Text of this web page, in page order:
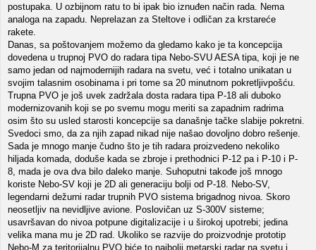
postupaka. U ozbijnom ratu to bi ipak bio iznuđen način rada. Nema
analoga na zapadu. Neprelazan za Steltove i odličan za krstareće
rakete.
Danas, sa poštovanjem možemo da gledamo kako je ta koncepcija
dovedena u trupnoj PVO do radara tipa Nebo-SVU AESA tipa, koji je ne
samo jedan od najmodernijih radara na svetu, već i totalno unikatan u
svojim talasnim osobinama i pri tome sa 20 minutnom pokretljivpošću.
Trupna PVO je još uvek zadržala dosta radara tipa P-18 ali duboko
modernizovanih koji se po svemu mogu meriti sa zapadnim radrima
osim što su usled starosti koncepcije sa današnje tačke slabije pokretni.
Svedoci smo, da za njih zapad nikad nije našao dovoljno dobro rešenje.
Sada je mnogo manje čudno što je tih radara proizvedeno nekoliko
hiljada komada, doduše kada se zbroje i prethodnici P-12 pa i P-10 i P-
8, mada je ova dva bilo daleko manje. Suhoputni takođe još mnogo
koriste Nebo-SV koji je 2D ali generaciju bolji od P-18. Nebo-SV,
legendarni dežurni radar trupnih PVO sistema brigadnog nivoa. Skoro
neosetljiv na nevidljive avione. Poslovičan uz S-300V sisteme;
usavršavan do nivoa potpune digitalizacije i u širokoj upotrebi; jedina
velika mana mu je 2D rad. Ukoliko se razvije do proizvodnje prototip
Nebo-M za teritorijalnu PVO biće to najbolji metarski radar na svetu i